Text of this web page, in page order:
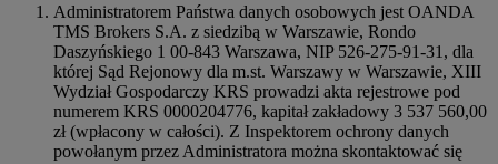
Administratorem Państwa danych osobowych jest OANDA
TMS Brokers S.A. z siedzibą w Warszawie, Rondo
Daszyńskiego 1 00-843 Warszawa, NIP 526-275-91-31, dla
której Sąd Rejonowy dla m.st. Warszawy w Warszawie, XIII
Wydział Gospodarczy KRS prowadzi akta rejestrowe pod
numerem KRS 0000204776, kapitał zakładowy 3 537 560,00
zł (wpłacony w całości). Z Inspektorem ochrony danych
powołanym przez Administratora można skontaktować się